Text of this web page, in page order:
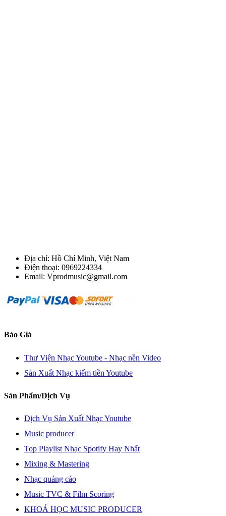
Địa chỉ: Hồ Chí Minh, Việt Nam
Điện thoại: 0969224334
Email: Vprodmusic@gmail.com
Báo Giá
Thư Viện Nhạc Youtube - Nhạc nền Video
Sản Xuất Nhạc kiếm tiền Youtube
Sản Phẩm/Dịch Vụ
Dịch Vụ Sản Xuất Nhạc Youtube
Music producer
Top Playlist Nhạc Spotify Hay Nhất
Mixing & Mastering
Nhạc quảng cáo
Music TVC & Film Scoring
KHOÁ HỌC MUSIC PRODUCER